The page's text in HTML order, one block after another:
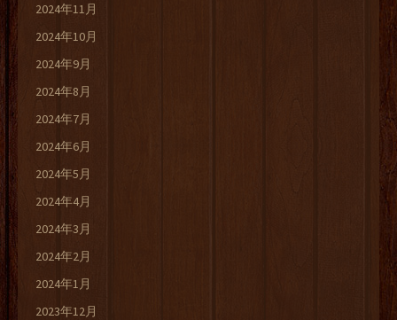
2024年11月
2024年10月
2024年9月
2024年8月
2024年7月
2024年6月
2024年5月
2024年4月
2024年3月
2024年2月
2024年1月
2023年12月